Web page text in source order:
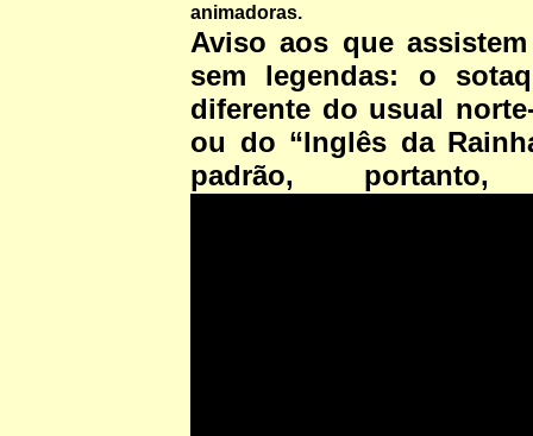
animadoras.
Aviso aos que
sem legendas: o
diferente do usual
ou do “Inglês da
padrão, portanto,